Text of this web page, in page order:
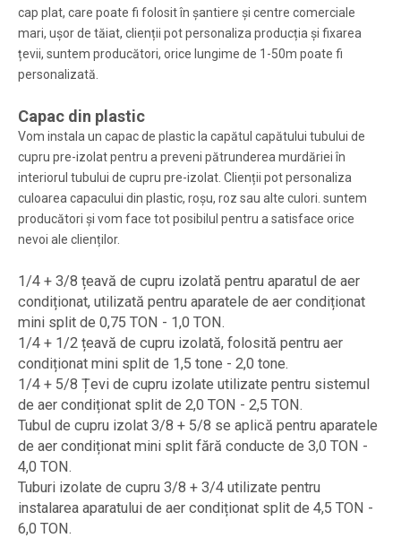
cap plat, care poate fi folosit în șantiere și centre comerciale
mari, ușor de tăiat, clienții pot personaliza producția și fixarea
țevii, suntem producători, orice lungime de 1-50m poate fi
personalizată.
Capac din plastic
Vom instala un capac de plastic la capătul capătului tubului de
cupru pre-izolat pentru a preveni pătrunderea murdăriei în
interiorul tubului de cupru pre-izolat. Clienții pot personaliza
culoarea capacului din plastic, roșu, roz sau alte culori. suntem
producători și vom face tot posibilul pentru a satisface orice
nevoi ale clienților.
1/4 + 3/8 țeavă de cupru izolată pentru aparatul de aer
condiționat, utilizată pentru aparatele de aer condiționat
mini split de 0,75 TON - 1,0 TON.
1/4 + 1/2 țeavă de cupru izolată, folosită pentru aer
condiționat mini split de 1,5 tone - 2,0 tone.
1/4 + 5/8 Țevi de cupru izolate utilizate pentru sistemul
de aer condiționat split de 2,0 TON - 2,5 TON.
Tubul de cupru izolat 3/8 + 5/8 se aplică pentru aparatele
de aer condiționat mini split fără conducte de 3,0 TON -
4,0 TON.
Tuburi izolate de cupru 3/8 + 3/4 utilizate pentru
instalarea aparatului de aer condiționat split de 4,5 TON -
6,0 TON.